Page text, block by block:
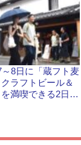
8日に「蔵フト麦
ラフトビール＆
満喫できる2日間